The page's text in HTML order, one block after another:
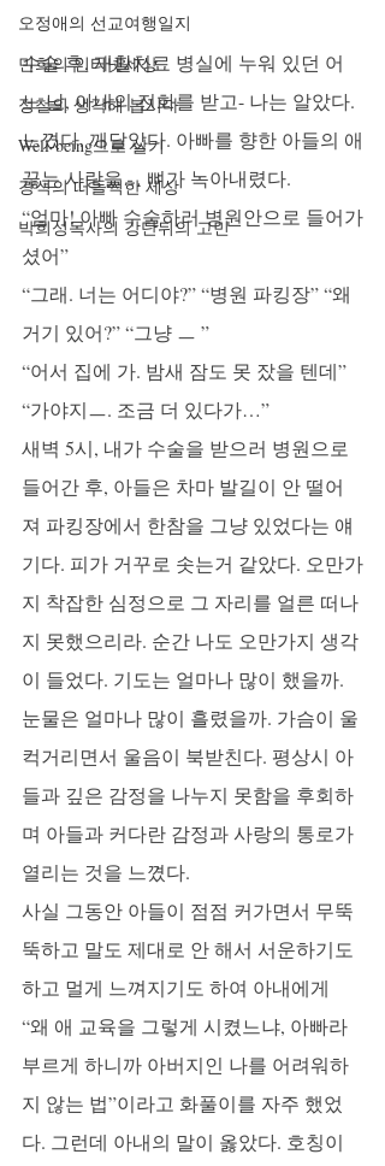
오정애의 선교여행일지
민희의 인터넷세상
정철의 생각해 봅시다
Well-being으로 살기
강석의 떠들썩한 세상
박희성목사의 강단뒤의 고민
수술 후, 재활치료 병실에 누워 있던 어
느 날, 아내의 전화를 받고- 나는 알았다.
느꼈다. 깨달았다. 아빠를 향한 아들의 애
끓는 사랑을… 뼈가 녹아내렸다.
“엄마! 아빠 수술하러 병원안으로 들어가
셨어”
“그래. 너는 어디야?” “병원 파킹장” “왜
거기 있어?” “그냥 ㅡ ”
“어서 집에 가. 밤새 잠도 못 잤을 텐데”
“가야지ㅡ. 조금 더 있다가…”
새벽 5시, 내가 수술을 받으러 병원으로
들어간 후, 아들은 차마 발길이 안 떨어
져 파킹장에서 한참을 그냥 있었다는 얘
기다. 피가 거꾸로 솟는거 같았다. 오만가
지 착잡한 심정으로 그 자리를 얼른 떠나
지 못했으리라. 순간 나도 오만가지 생각
이 들었다. 기도는 얼마나 많이 했을까.
눈물은 얼마나 많이 흘렸을까. 가슴이 울
컥거리면서 울음이 북받친다. 평상시 아
들과 깊은 감정을 나누지 못함을 후회하
며 아들과 커다란 감정과 사랑의 통로가
열리는 것을 느꼈다.
사실 그동안 아들이 점점 커가면서 무뚝
뚝하고 말도 제대로 안 해서 서운하기도
하고 멀게 느껴지기도 하여 아내에게
“왜 애 교육을 그렇게 시켰느냐, 아빠라
부르게 하니까 아버지인 나를 어려워하
지 않는 법”이라고 화풀이를 자주 했었
다. 그런데 아내의 말이 옳았다. 호칭이